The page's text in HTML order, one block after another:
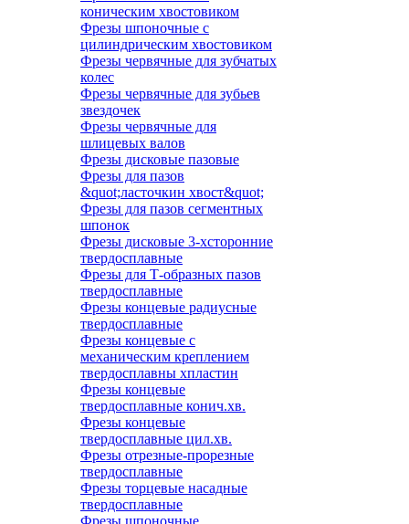
коническим хвостовиком
Фрезы шпоночные с
цилиндрическим хвостовиком
Фрезы червячные для зубчатых
колес
Фрезы червячные для зубьев
звездочек
Фрезы червячные для
шлицевых валов
Фрезы дисковые пазовые
Фрезы для пазов
&quot;ласточкин хвост&quot;
Фрезы для пазов сегментных
шпонок
Фрезы дисковые 3-хсторонние
твердосплавные
Фрезы для Т-образных пазов
твердосплавные
Фрезы концевые радиусные
твердосплавные
Фрезы концевые с
механическим креплением
твердосплавны хпластин
Фрезы концевые
твердосплавные конич.хв.
Фрезы концевые
твердосплавные цил.хв.
Фрезы отрезные-прорезные
твердосплавные
Фрезы торцевые насадные
твердосплавные
Фрезы шпоночные